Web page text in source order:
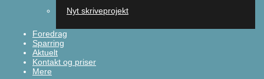
Nyt skriveprojekt
Foredrag
Sparring
Aktuelt
Kontakt og priser
Mere